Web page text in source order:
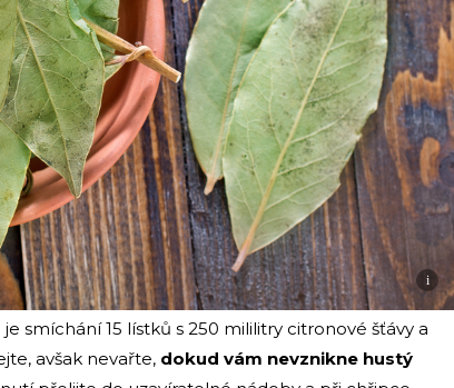
i
smíchání 15 lístků s 250 mililitry citronové šťávy a
avšak nevařte, dokud vám nevznikne hustý